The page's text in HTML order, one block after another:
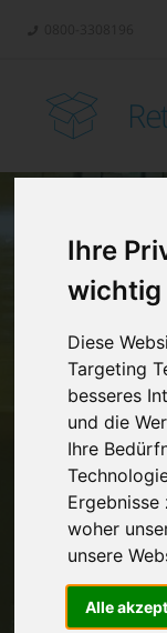
Ihre
wichtig
Diese
Targeting
besseres
und die
Ihre
Ergebnisse
woher
unsere
Alle
Hinterlassen